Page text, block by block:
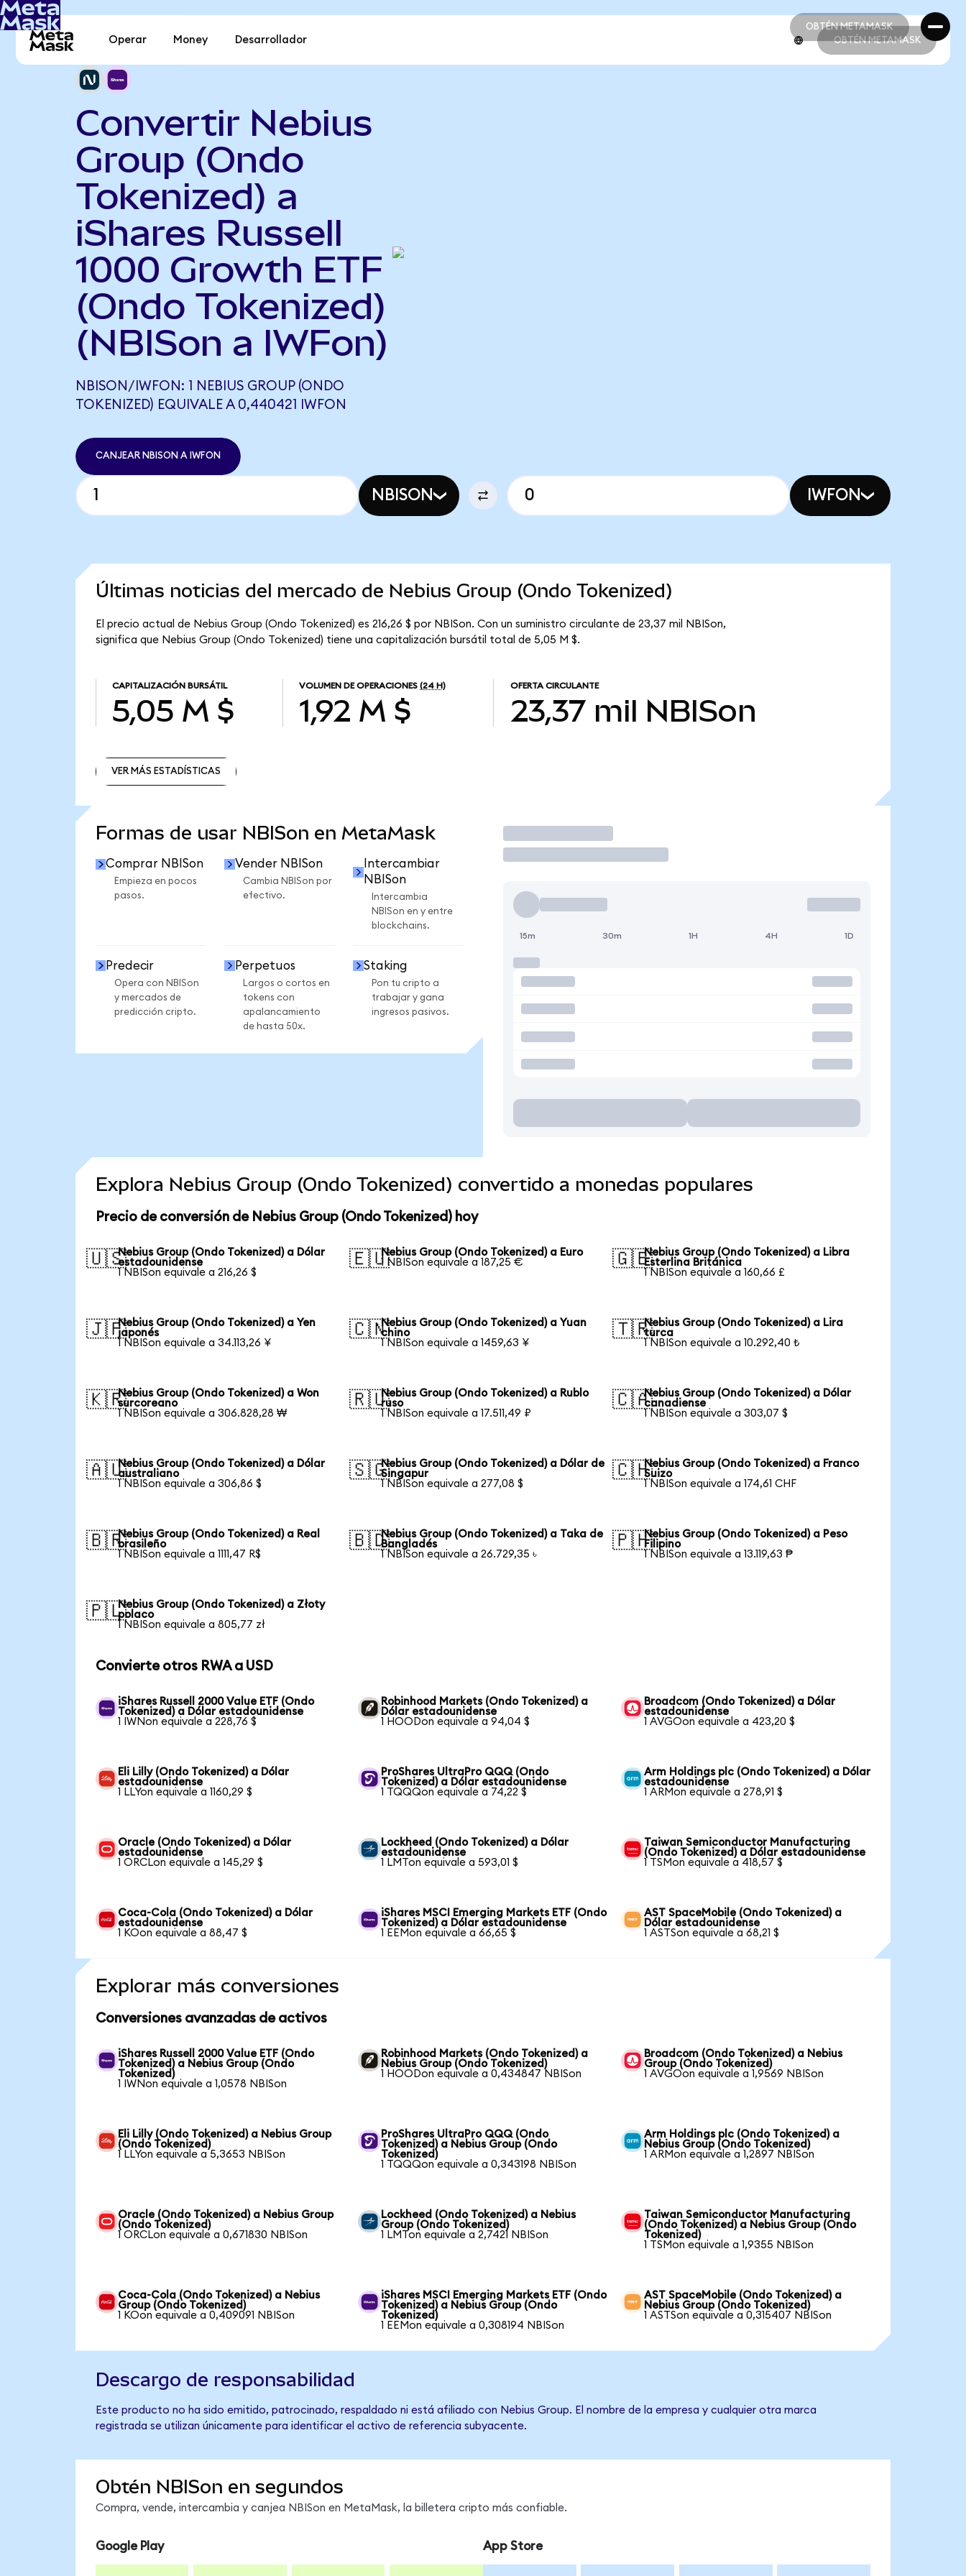
OBTÉN METAMASK
OBTÉN METAMASK
Operar Money Desarrollador OBTÉN METAMASK
Convertir Nebius
Group (Ondo
Tokenized) a
iShares Russell
1000 Growth ETF
(Ondo Tokenized)
(NBISon a IWFon)
NBISON/IWFON: 1 NEBIUS GROUP (ONDO
TOKENIZED) EQUIVALE A 0,440421 IWFON
CANJEAR NBISON A IWFON
NBISON IWFON
Últimas noticias del mercado de Nebius Group (Ondo Tokenized)
El precio actual de Nebius Group (Ondo Tokenized) es 216,26 $ por NBISon. Con un suministro circulante de 23,37 mil NBISon,
significa que Nebius Group (Ondo Tokenized) tiene una capitalización bursátil total de 5,05 M $.
CAPITALIZACIÓN BURSÁTIL
5,05 M $
VOLUMEN DE OPERACIONES (24 H)
1,92 M $
OFERTA CIRCULANTE
23,37 mil NBISon
VER MÁS ESTADÍSTICAS
Formas de usar NBISon en MetaMask
Comprar NBISon
Empieza en pocos
pasos.
Vender NBISon
Cambia NBISon por
efectivo.
Intercambiar
NBISon
Intercambia
NBISon en y entre
blockchains.
Predecir
Opera con NBISon
y mercados de
predicción cripto.
Perpetuos
Largos o cortos en
tokens con
apalancamiento
de hasta 50x.
Staking
Pon tu cripto a
trabajar y gana
ingresos pasivos.
Operar
15m 30m 1H 4H 1D
Explora Nebius Group (Ondo Tokenized) convertido a monedas populares
Precio de conversión de Nebius Group (Ondo Tokenized) hoy
🇺🇸Nebius Group (Ondo Tokenized) a Dólar
estadounidense
1 NBISon equivale a 216,26 $
🇪🇺Nebius Group (Ondo Tokenized) a Euro
1 NBISon equivale a 187,25 €
🇬🇧Nebius Group (Ondo Tokenized) a Libra
Esterlina Británica
1 NBISon equivale a 160,66 £
🇯🇵Nebius Group (Ondo Tokenized) a Yen
japonés
1 NBISon equivale a 34.113,26 ¥
🇨🇳Nebius Group (Ondo Tokenized) a Yuan
chino
1 NBISon equivale a 1459,63 ¥
🇹🇷Nebius Group (Ondo Tokenized) a Lira
turca
1 NBISon equivale a 10.292,40 ₺
🇰🇷Nebius Group (Ondo Tokenized) a Won
surcoreano
1 NBISon equivale a 306.828,28 ₩
🇷🇺Nebius Group (Ondo Tokenized) a Rublo
ruso
1 NBISon equivale a 17.511,49 ₽
🇨🇦Nebius Group (Ondo Tokenized) a Dólar
canadiense
1 NBISon equivale a 303,07 $
🇦🇺Nebius Group (Ondo Tokenized) a Dólar
australiano
1 NBISon equivale a 306,86 $
🇸🇬Nebius Group (Ondo Tokenized) a Dólar de
Singapur
1 NBISon equivale a 277,08 $
🇨🇭Nebius Group (Ondo Tokenized) a Franco
Suizo
1 NBISon equivale a 174,61 CHF
🇧🇷Nebius Group (Ondo Tokenized) a Real
brasileño
1 NBISon equivale a 1111,47 R$
🇧🇩Nebius Group (Ondo Tokenized) a Taka de
Bangladés
1 NBISon equivale a 26.729,35 ৳
🇵🇭Nebius Group (Ondo Tokenized) a Peso
Filipino
1 NBISon equivale a 13.119,63 ₱
🇵🇱Nebius Group (Ondo Tokenized) a Złoty
polaco
1 NBISon equivale a 805,77 zł
Convierte otros RWA a USD
iShares Russell 2000 Value ETF (Ondo
Tokenized) a Dólar estadounidense
1 IWNon equivale a 228,76 $
Robinhood Markets (Ondo Tokenized) a
Dólar estadounidense
1 HOODon equivale a 94,04 $
Broadcom (Ondo Tokenized) a Dólar
estadounidense
1 AVGOon equivale a 423,20 $
Eli Lilly (Ondo Tokenized) a Dólar
estadounidense
1 LLYon equivale a 1160,29 $
ProShares UltraPro QQQ (Ondo
Tokenized) a Dólar estadounidense
1 TQQQon equivale a 74,22 $
Arm Holdings plc (Ondo Tokenized) a Dólar
estadounidense
1 ARMon equivale a 278,91 $
Oracle (Ondo Tokenized) a Dólar
estadounidense
1 ORCLon equivale a 145,29 $
Lockheed (Ondo Tokenized) a Dólar
estadounidense
1 LMTon equivale a 593,01 $
Taiwan Semiconductor Manufacturing
(Ondo Tokenized) a Dólar estadounidense
1 TSMon equivale a 418,57 $
Coca-Cola (Ondo Tokenized) a Dólar
estadounidense
1 KOon equivale a 88,47 $
iShares MSCI Emerging Markets ETF (Ondo
Tokenized) a Dólar estadounidense
1 EEMon equivale a 66,65 $
AST SpaceMobile (Ondo Tokenized) a
Dólar estadounidense
1 ASTSon equivale a 68,21 $
Explorar más conversiones
Conversiones avanzadas de activos
iShares Russell 2000 Value ETF (Ondo
Tokenized) a Nebius Group (Ondo
Tokenized)
1 IWNon equivale a 1,0578 NBISon
Robinhood Markets (Ondo Tokenized) a
Nebius Group (Ondo Tokenized)
1 HOODon equivale a 0,434847 NBISon
Broadcom (Ondo Tokenized) a Nebius
Group (Ondo Tokenized)
1 AVGOon equivale a 1,9569 NBISon
Eli Lilly (Ondo Tokenized) a Nebius Group
(Ondo Tokenized)
1 LLYon equivale a 5,3653 NBISon
ProShares UltraPro QQQ (Ondo
Tokenized) a Nebius Group (Ondo
Tokenized)
1 TQQQon equivale a 0,343198 NBISon
Arm Holdings plc (Ondo Tokenized) a
Nebius Group (Ondo Tokenized)
1 ARMon equivale a 1,2897 NBISon
Oracle (Ondo Tokenized) a Nebius Group
(Ondo Tokenized)
1 ORCLon equivale a 0,671830 NBISon
Lockheed (Ondo Tokenized) a Nebius
Group (Ondo Tokenized)
1 LMTon equivale a 2,7421 NBISon
Taiwan Semiconductor Manufacturing
(Ondo Tokenized) a Nebius Group (Ondo
Tokenized)
1 TSMon equivale a 1,9355 NBISon
Coca-Cola (Ondo Tokenized) a Nebius
Group (Ondo Tokenized)
1 KOon equivale a 0,409091 NBISon
iShares MSCI Emerging Markets ETF (Ondo
Tokenized) a Nebius Group (Ondo
Tokenized)
1 EEMon equivale a 0,308194 NBISon
AST SpaceMobile (Ondo Tokenized) a
Nebius Group (Ondo Tokenized)
1 ASTSon equivale a 0,315407 NBISon
Descargo de responsabilidad
Este producto no ha sido emitido, patrocinado, respaldado ni está afiliado con Nebius Group. El nombre de la empresa y cualquier otra marca
registrada se utilizan únicamente para identificar el activo de referencia subyacente.
Obtén NBISon en segundos
Compra, vende, intercambia y canjea NBISon en MetaMask, la billetera cripto más confiable.
Google Play App Store